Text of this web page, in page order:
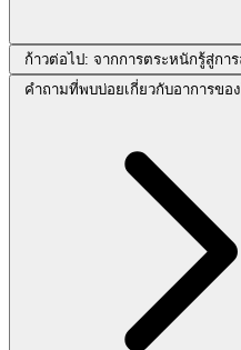
ก้าวต่อไป: จากการตระหนักรู้สู่กา
คำถามที่พบบ่อยเกี่ยวกับอาการขอ